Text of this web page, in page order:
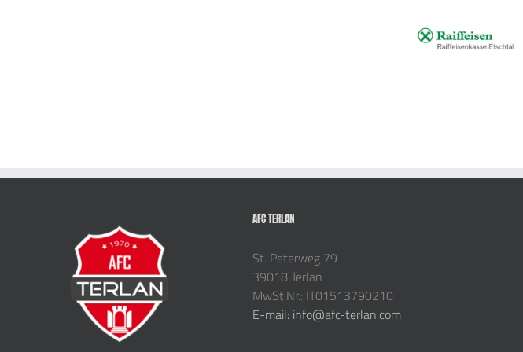
AFC TERLAN
St. Peterweg 79
39018 Terlan
MwSt.Nr.: IT01513790210
E-mail: info@afc-terlan.com